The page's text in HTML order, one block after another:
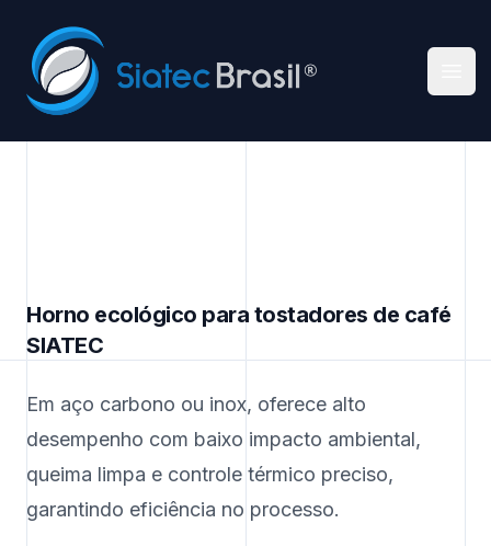
Siatec Brasil
Horno ecológico para tostadores de café
SIATEC
Em aço carbono ou inox, oferece alto
desempenho com baixo impacto ambiental,
queima limpa e controle térmico preciso,
garantindo eficiência no processo.